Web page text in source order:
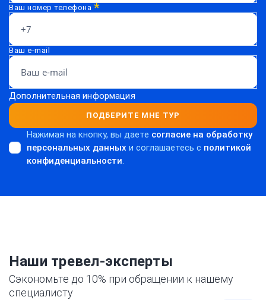
Ваш номер телефона *
Ваш e-mail
Дополнительная информация
ПОДБЕРИТЕ МНЕ ТУР
Нажимая на кнопку, вы даете согласие на обработку
персональных данных и соглашаетесь c политикой
конфиденциальности.
Наши тревел-эксперты
Сэкономьте до 10% при обращении к нашему
специалисту